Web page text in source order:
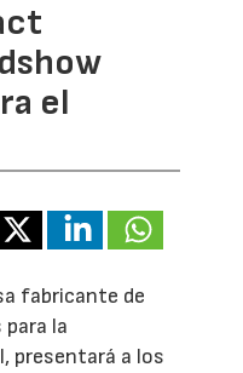
el
fabricante de
la
presentará a los